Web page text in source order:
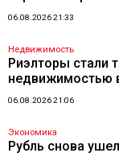
06.08.2026 21:33
Недвижимость
Риэлторы стали
недвижимостью
06.08.2026 21:06
Экономика
Рубль снова